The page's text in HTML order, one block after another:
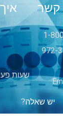
קשר
שעות פעילות:
יש שאלה?